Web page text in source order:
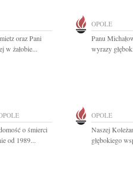
oraz Pani
w żałobie...
OPOLE
Panu
wyrazy
o śmierci
od 1989...
OPOLE
Naszej
głębokiego